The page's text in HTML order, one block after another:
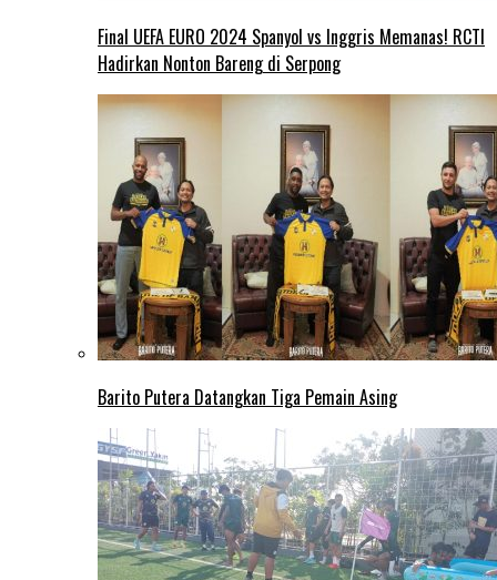
Final UEFA EURO 2024 Spanyol vs Inggris Memanas! RCTI
Hadirkan Nonton Bareng di Serpong
Barito Putera Datangkan Tiga Pemain Asing